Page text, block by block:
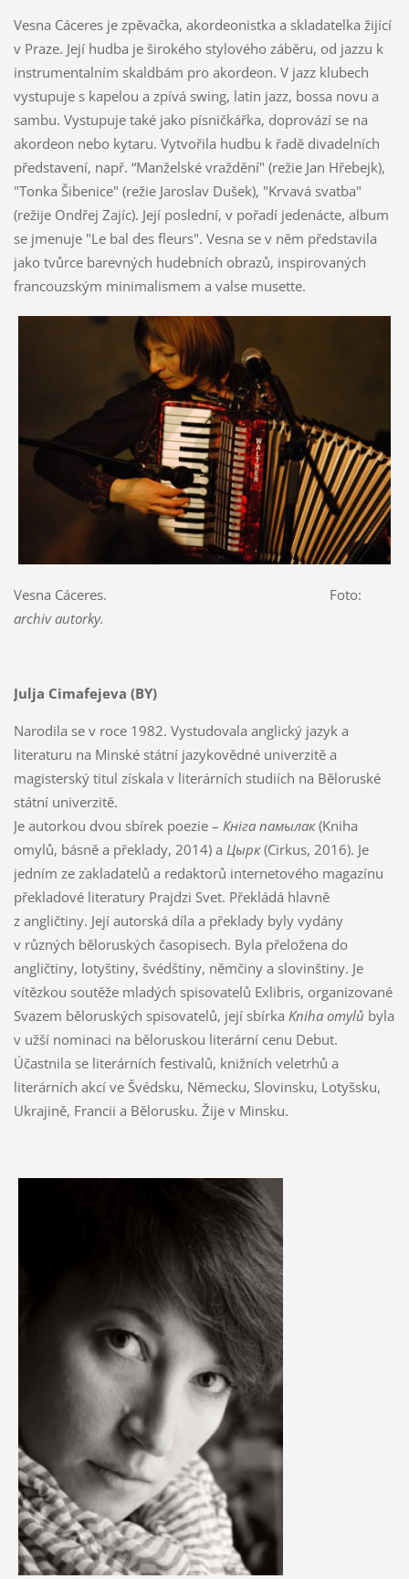
Vesna Cáceres je zpěvačka, akordeonistka a skladatelka žijící
v Praze. Její hudba je širokého stylového záběru, od jazzu k
instrumentalním skaldbám pro akordeon. V jazz klubech
vystupuje s kapelou a zpívá swing, latin jazz, bossa novu a
sambu. Vystupuje také jako písničkářka, doprovází se na
akordeon nebo kytaru. Vytvořila hudbu k řadě divadelních
představení, např. “Manželské vraždění" (režie Jan Hřebejk),
"Tonka Šibenice" (režie Jaroslav Dušek), "Krvavá svatba"
(režije Ondřej Zajíc). Její poslední, v pořadí jedenácte, album
se jmenuje "Le bal des fleurs". Vesna se v něm představila
jako tvůrce barevných hudebních obrazů, inspirovaných
francouzským minimalismem a valse musette.
Vesna Cáceres. Foto:
archiv autorky.
Julja Cimafejeva (BY)
Narodila se v roce 1982. Vystudovala anglický jazyk a
literaturu na Minské státní jazykovědné univerzitě a
magisterský titul získala v literárních studiích na Běloruské
státní univerzitě.
Je autorkou dvou sbírek poezie – Кніга памылак(Kniha
omylů, básně a překlady, 2014) a Цырк(Cirkus, 2016). Je
jedním ze zakladatelů a redaktorů internetového magazínu
překladové literatury Prajdzi Svet. Překládá hlavně
z angličtiny. Její autorská díla a překlady byly vydány
v různých běloruských časopisech. Byla přeložena do
angličtiny, lotyštiny, švédštiny, němčiny a slovinštiny. Je
vítězkou soutěže mladých spisovatelů Exlibris, organizované
Svazem běloruských spisovatelů, její sbírka Kniha omylů byla
v užší nominaci na běloruskou literární cenu Debut.
Účastnila se literárních festivalů, knižních veletrhů a
literárních akcí ve Švédsku, Německu, Slovinsku, Lotyšsku,
Ukrajině, Francii a Bělorusku. Žije v Minsku.